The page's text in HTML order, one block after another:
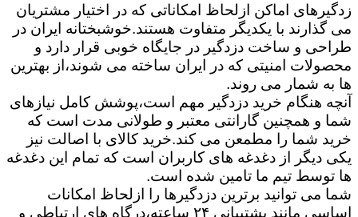
زدگیرهای اماکن ازلحاظ امکاناتی که در اختیار مشتریان
می گذارند با یکدیگر متفاوت هستند.خوشبختانه ایران در
طراحی و ساخت دزدگیر در جایگاه خوبی قرار دارد و
محصولات امنیتی که در ایران ساخته می شوند،از بهترین
ها به شمار می روند.
آنچه هنگام خرید دزدگیر مهم است،پوشش کامل نیازهای
شما و همچنین گارانتی معتبر و طولانی مدت است که
خرید شما را مطمعن می کند.خرید کالای با اصالت نیز
یکی دیگر از دغدغه های کاربران است که تمام این دغدغه
ها توسط تیم ما تامین شده است.
شما می توانید برترین دزدگیرها را ازلحاظ امکانات
اساسی مانند پشتیبانی ۲۴ ساعته،درگاه های ارتباطی و